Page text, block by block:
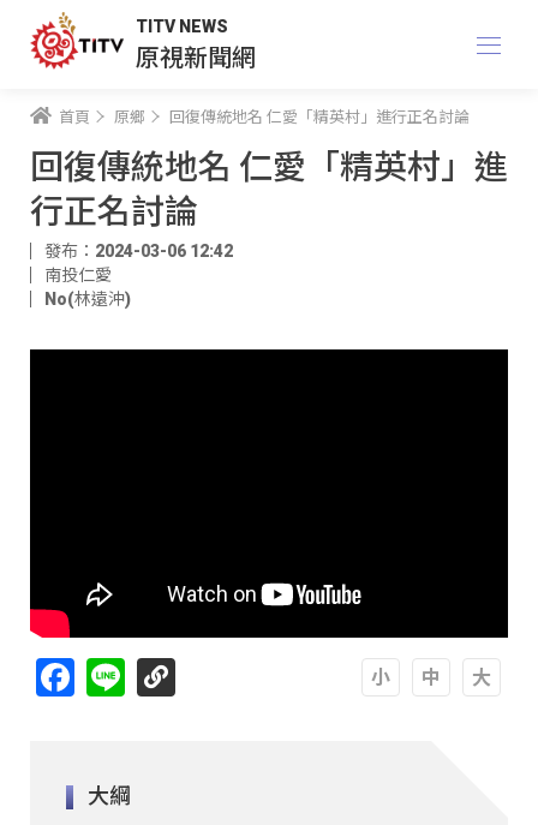
TITV NEWS
原視新聞網
首頁 原鄉 回復傳統地名 仁愛「精英村」進行正名討論
回復傳統地名 仁愛「精英村」進
行正名討論
發布：2024-03-06 12:42
南投仁愛
No(林遠沖)
Facebook
Line
大綱